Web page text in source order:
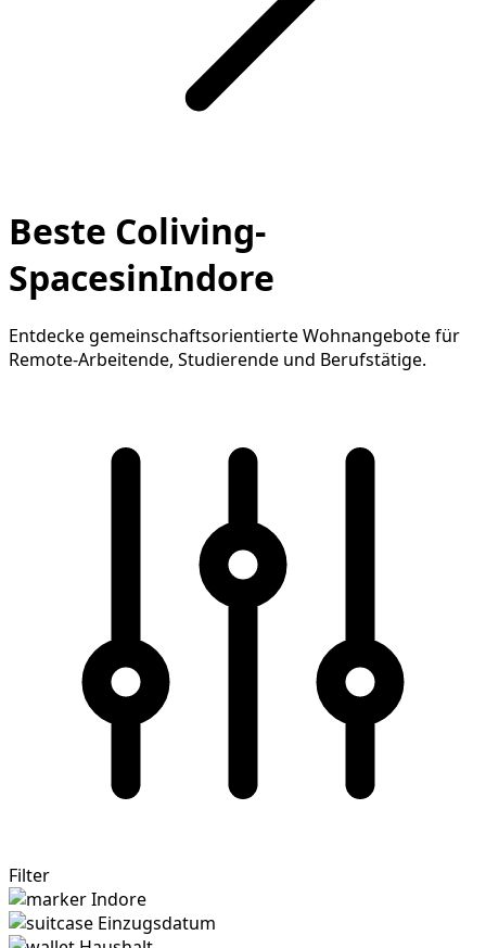
Beste Coliving-
SpacesinIndore
Entdecke gemeinschaftsorientierte Wohnangebote für
Remote-Arbeitende, Studierende und Berufstätige.
Filter
Indore
Einzugsdatum